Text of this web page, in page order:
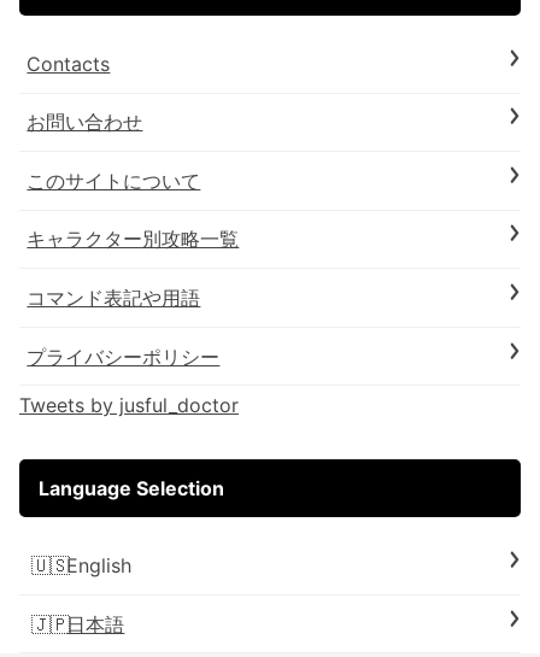
Contacts
お問い合わせ
このサイトについて
キャラクター別攻略一覧
コマンド表記や用語
プライバシーポリシー
Tweets by jusful_doctor
Language Selection
English
日本語